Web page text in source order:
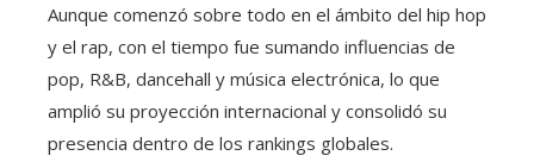
Aunque comenzó sobre todo en el ámbito del hip hop
y el rap, con el tiempo fue sumando influencias de
pop, R&B, dancehall y música electrónica, lo que
amplió su proyección internacional y consolidó su
presencia dentro de los rankings globales.